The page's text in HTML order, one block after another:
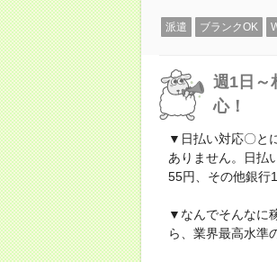
派遣 ブランクOK
週1日～
心！
▼日払い対応〇と
ありません。日払
55円、その他銀行
▼なんでそんなに
ら、業界最高水準